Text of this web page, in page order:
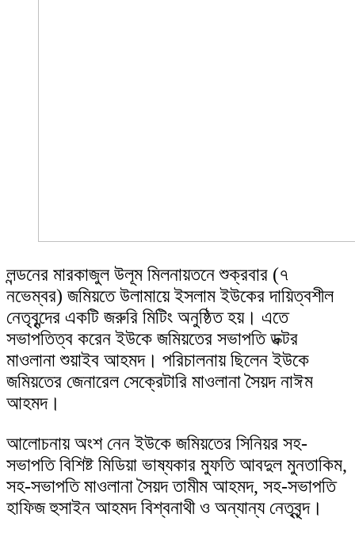
লন্ডনের মারকাজুল উলূম মিলনায়তনে শুক্রবার (৭
নভেম্বর) জমিয়তে উলামায়ে ইসলাম ইউকের দায়িত্বশীল
নেতৃবৃন্দের একটি জরুরি মিটিং অনুষ্ঠিত হয়। এতে
সভাপতিত্ব করেন ইউকে জমিয়তের সভাপতি ডক্টর
মাওলানা শুয়াইব আহমদ। পরিচালনায় ছিলেন ইউকে
জমিয়তের জেনারেল সেক্রেটারি মাওলানা সৈয়দ নাঈম
আহমদ।
আলোচনায় অংশ নেন ইউকে জমিয়তের সিনিয়র সহ-
সভাপতি বিশিষ্ট মিডিয়া ভাষ্যকার মুফতি আবদুল মুনতাকিম,
সহ-সভাপতি মাওলানা সৈয়দ তামীম আহমদ, সহ-সভাপতি
হাফিজ হুসাইন আহমদ বিশ্বনাথী ও অন্যান্য নেতৃবৃন্দ।